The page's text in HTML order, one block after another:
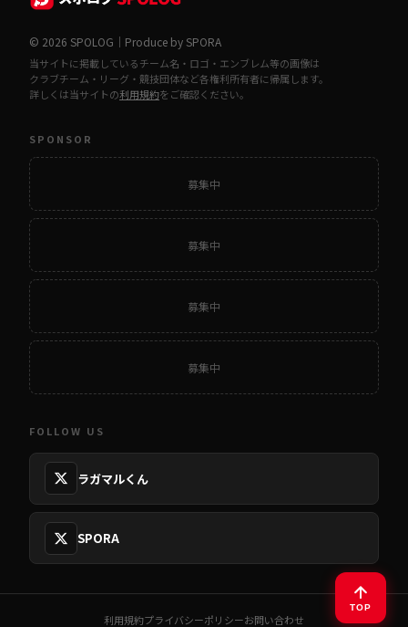
TOP
© 2026 SPOLOG｜Produce by SPORA
当サイトに掲載しているチーム名・ロゴ・エンブレム等の画像は
クラブチーム・リーグ・競技団体など各権利所有者に帰属します。
詳しくは当サイトの利用規約をご確認ください。
SPONSOR
募集中
募集中
募集中
募集中
FOLLOW US
ラガマルくん
SPORA
利用規約プライバシーポリシーお問い合わせ